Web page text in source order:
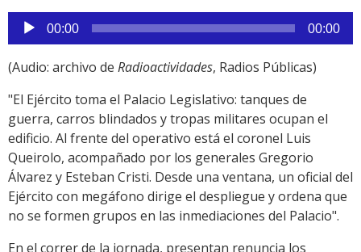
Reproductor
de
audio
00:00 00:00
(Audio: archivo de Radioactividades, Radios Públicas)
"El Ejército toma el Palacio Legislativo: tanques de
guerra, carros blindados y tropas militares ocupan el
edificio. Al frente del operativo está el coronel Luis
Queirolo, acompañado por los generales Gregorio
Álvarez y Esteban Cristi. Desde una ventana, un oficial del
Ejército con megáfono dirige el despliegue y ordena que
no se formen grupos en las inmediaciones del Palacio".
En el correr de la jornada, presentan renuncia los